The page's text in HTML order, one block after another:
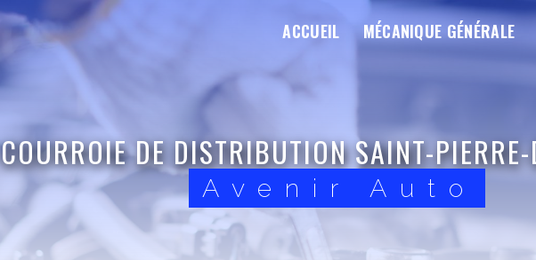
ACCUEIL MÉCANIQUE GÉNÉRALE
COURROIE DE DISTRIBUTION SAINT-
Avenir Auto